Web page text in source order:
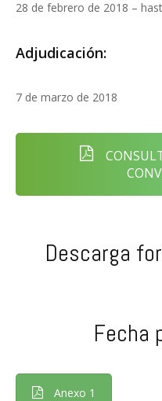
28 de febrero de 2018 –
Adjudicación:
7 de marzo de 2018
Descarga
Fecha
Anexo 1